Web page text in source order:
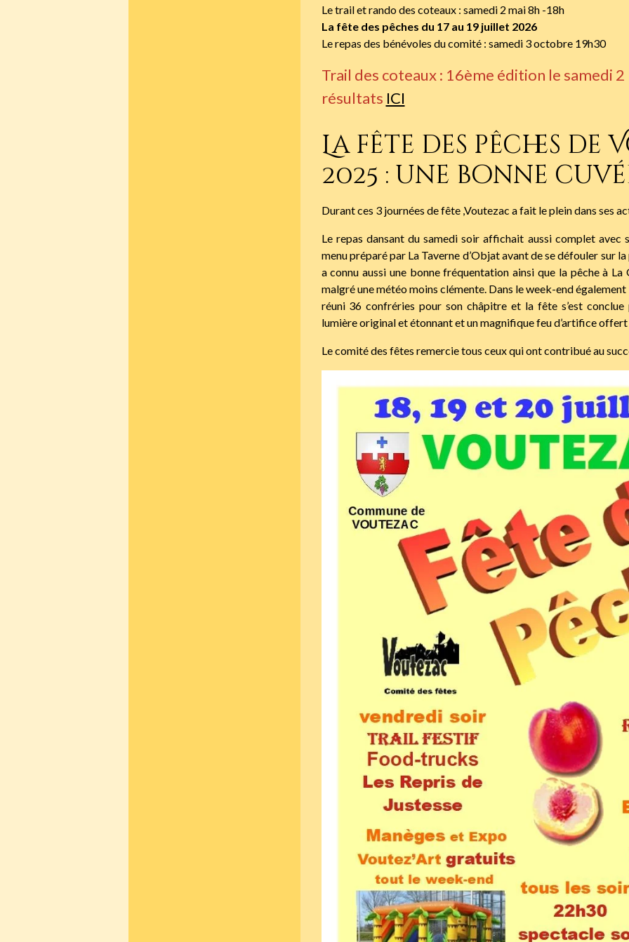
Le trail et rando des coteaux : samedi 2 mai 8h -18h
La fête des pêches du 17 au 19 juillet 2026
Le repas des bénévoles du comité : samedi 3 octobre 19h30
Trail des coteaux : 16ème édition le samedi
résultats ICI
La fête des pêches de
2025 : une bonne
Durant ces 3 journées de fête ,Voutezac a fait le plein dans ses
Le repas dansant du samedi soir affichait aussi complet avec
menu préparé par La Taverne d’Objat avant de se défouler sur
a connu aussi une bonne fréquentation ainsi que la pêche à
malgré une météo moins clémente. Dans le week-end
réuni 36 confréries pour son châpitre et la fête s’est
lumière original et étonnant et un magnifique feu d’artifice
Le comité des fêtes remercie tous ceux qui ont contribué au